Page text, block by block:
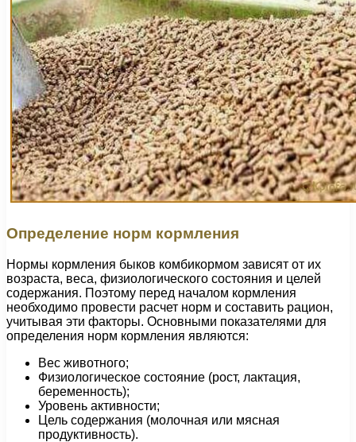
Определение норм кормления
Нормы кормления быков комбикормом зависят от их
возраста, веса, физиологического состояния и целей
содержания. Поэтому перед началом кормления
необходимо провести расчет норм и составить рацион,
учитывая эти факторы. Основными показателями для
определения норм кормления являются:
Вес животного;
Физиологическое состояние (рост, лактация,
беременность);
Уровень активности;
Цель содержания (молочная или мясная
продуктивность).